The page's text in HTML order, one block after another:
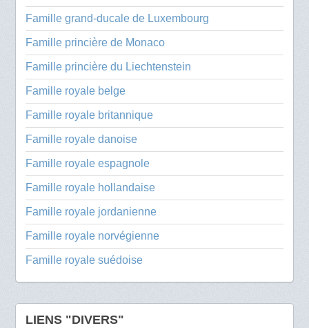
Famille grand-ducale de Luxembourg
Famille princière de Monaco
Famille princière du Liechtenstein
Famille royale belge
Famille royale britannique
Famille royale danoise
Famille royale espagnole
Famille royale hollandaise
Famille royale jordanienne
Famille royale norvégienne
Famille royale suédoise
LIENS "DIVERS"